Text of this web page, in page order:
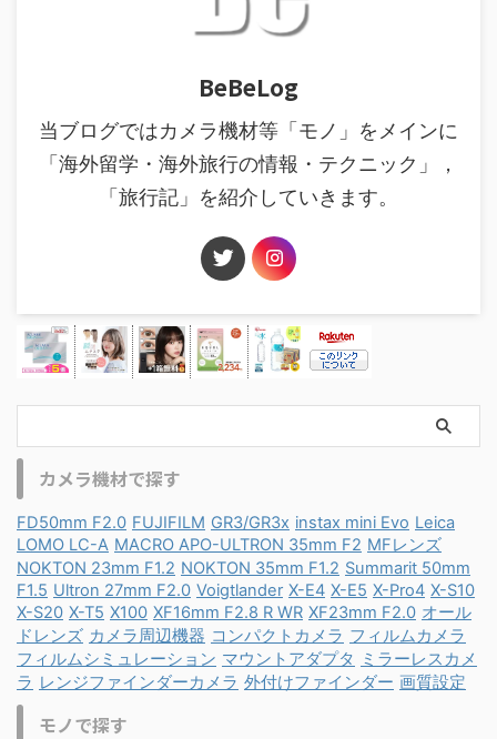
BeBeLog
当ブログではカメラ機材等「モノ」をメインに
「海外留学・海外旅行の情報・テクニック」，
「旅行記」を紹介していきます。
カメラ機材で探す
FD50mm F2.0 FUJIFILM GR3/GR3x instax mini Evo Leica
LOMO LC-A MACRO APO-ULTRON 35mm F2 MFレンズ
NOKTON 23mm F1.2 NOKTON 35mm F1.2 Summarit 50mm
F1.5 Ultron 27mm F2.0 Voigtlander X-E4 X-E5 X-Pro4 X-S10
X-S20 X-T5 X100 XF16mm F2.8 R WR XF23mm F2.0 オール
ドレンズ カメラ周辺機器 コンパクトカメラ フィルムカメラ
フィルムシミュレーション マウントアダプタ ミラーレスカメ
ラ レンジファインダーカメラ 外付けファインダー 画質設定
モノで探す